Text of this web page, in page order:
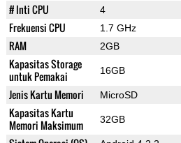
# Inti CPU 4
Frekuensi CPU 1.7 GHz
RAM 2GB
Kapasitas Storage
untuk Pemakai
16GB
Jenis Kartu Memori MicroSD
Kapasitas Kartu
Memori Maksimum
32GB